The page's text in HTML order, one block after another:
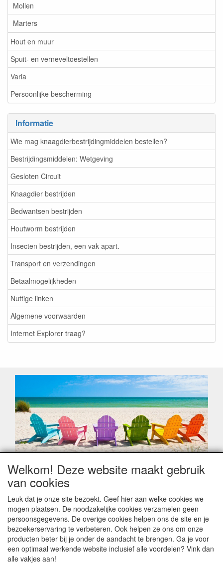
Mollen
Marters
Hout en muur
Spuit- en verneveltoestellen
Varia
Persoonlijke bescherming
Informatie
Wie mag knaagdierbestrijdingmiddelen bestellen?
Bestrijdingsmiddelen: Wetgeving
Gesloten Circuit
Knaagdier bestrijden
Bedwantsen bestrijden
Houtworm bestrijden
Insecten bestrijden, een vak apart.
Transport en verzendingen
Betaalmogelijkheden
Nuttige linken
Algemene voorwaarden
Internet Explorer traag?
Geachte klant,
Zoals elk jaar zorgt de verlofperiode, naast een hoop
leveringsproblemen.
Sommige fabrikanten sluiten of werken met een
vakantiebezetting.
Bestellingen die vanaf +/- 15 juli geplaatst worden kunnen
hierdoor vertraging oplopen. Wanneer die voorradig is en alle
betalingsmodaliteiten zijn vervuld dan de bestelling verstuurd
worden. Indien deze nog terug moeten binnen komen dan is
Welkom! Deze website maakt gebruik
van cookies
Leuk dat je onze site bezoekt. Geef hier aan welke cookies we
mogen plaatsen. De noodzakelijke cookies verzamelen geen
persoonsgegevens. De overige cookies helpen ons de site en je
bezoekerservaring te verbeteren. Ook helpen ze ons om onze
producten beter bij je onder de aandacht te brengen. Ga je voor
een optimaal werkende website inclusief alle voordelen? Vink dan
alle vakjes aan!